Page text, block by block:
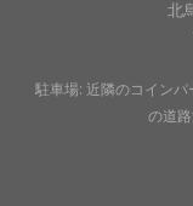
北
駐車場: 近隣のコイン
の道